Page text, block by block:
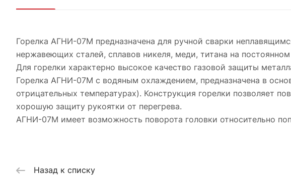
Горелка АГНИ-07М предназначена для ручной сварки
нержавеющих сталей, сплавов никеля, меди, титана на
Для горелки характерно высокое качество газовой защиты
Горелка АГНИ-07М с водяным охлаждением, предназначена в
отрицательных температурах). Конструкция горелки позволяет
хорошую защиту рукоятки от перегрева.
АГНИ-07М имеет возможность поворота головки относительно
Назад к списку